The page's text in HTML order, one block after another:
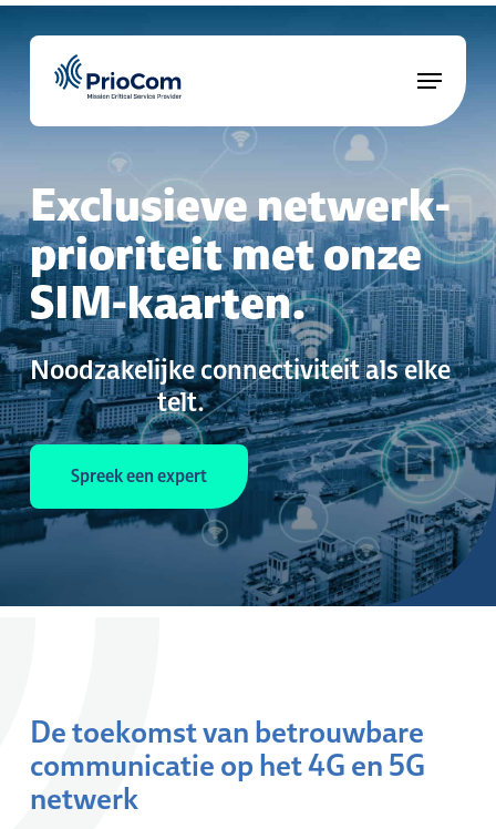
Skip
Menu
Exclusieve netwerk­
prioriteit met onze
SIM-kaarten.
Noodzakelijkeconnectiviteitalselke
transactietelt.
Spreek een expert
De toekomst van betrouwbare
communicatie op het 4G en 5G
netwerk
Close
Menu